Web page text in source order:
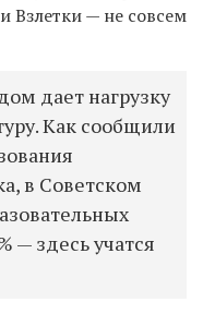
Взлетки — не совсем
дает нагрузку
Как сообщили
в Советском
— здесь учатся